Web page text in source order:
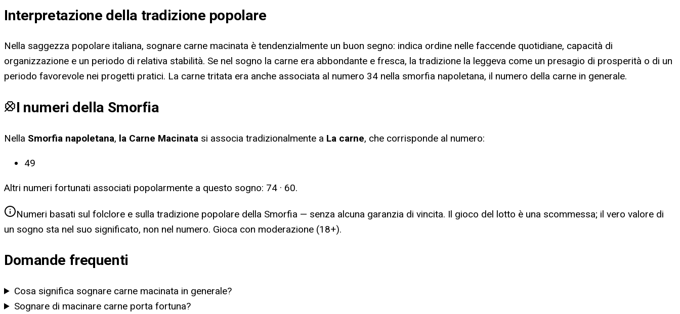
Interpretazione della tradizione popolare
Nella saggezza popolare italiana, sognare carne macinata è tendenzialmente un buon segno: indica ordine nelle faccende quotidiane, capacità di
organizzazione e un periodo di relativa stabilità. Se nel sogno la carne era abbondante e fresca, la tradizione la leggeva come un presagio di prosperità o di un
periodo favorevole nei progetti pratici. La carne tritata era anche associata al numero 34 nella smorfia napoletana, il numero della carne in generale.
I numeri della Smorfia
Nella Smorfia napoletana, la Carne Macinata si associa tradizionalmente a La carne, che corrisponde al numero:
49
Altri numeri fortunati associati popolarmente a questo sogno: 74 · 60.
Numeri basati sul folclore e sulla tradizione popolare della Smorfia — senza alcuna garanzia di vincita. Il gioco del lotto è una scommessa; il vero valore di
un sogno sta nel suo significato, non nel numero. Gioca con moderazione (18+).
Domande frequenti
Cosa significa sognare carne macinata in generale?
Sognare di macinare carne porta fortuna?